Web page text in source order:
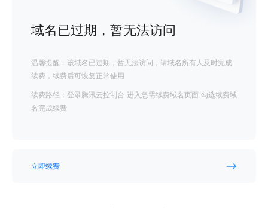
域名已过期，暂无法访问
温馨提醒：该域名已过期，暂无法访问，请域名所有人及时完成
续费，续费后可恢复正常使用
续费路径：登录腾讯云控制台-进入急需续费域名页面-勾选续费域
名完成续费
立即续费